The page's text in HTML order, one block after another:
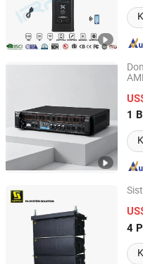
1
Weifang Domc Audio Co.,
Shandong, China
4
Sanway Audio Equipment
Guangdong, China